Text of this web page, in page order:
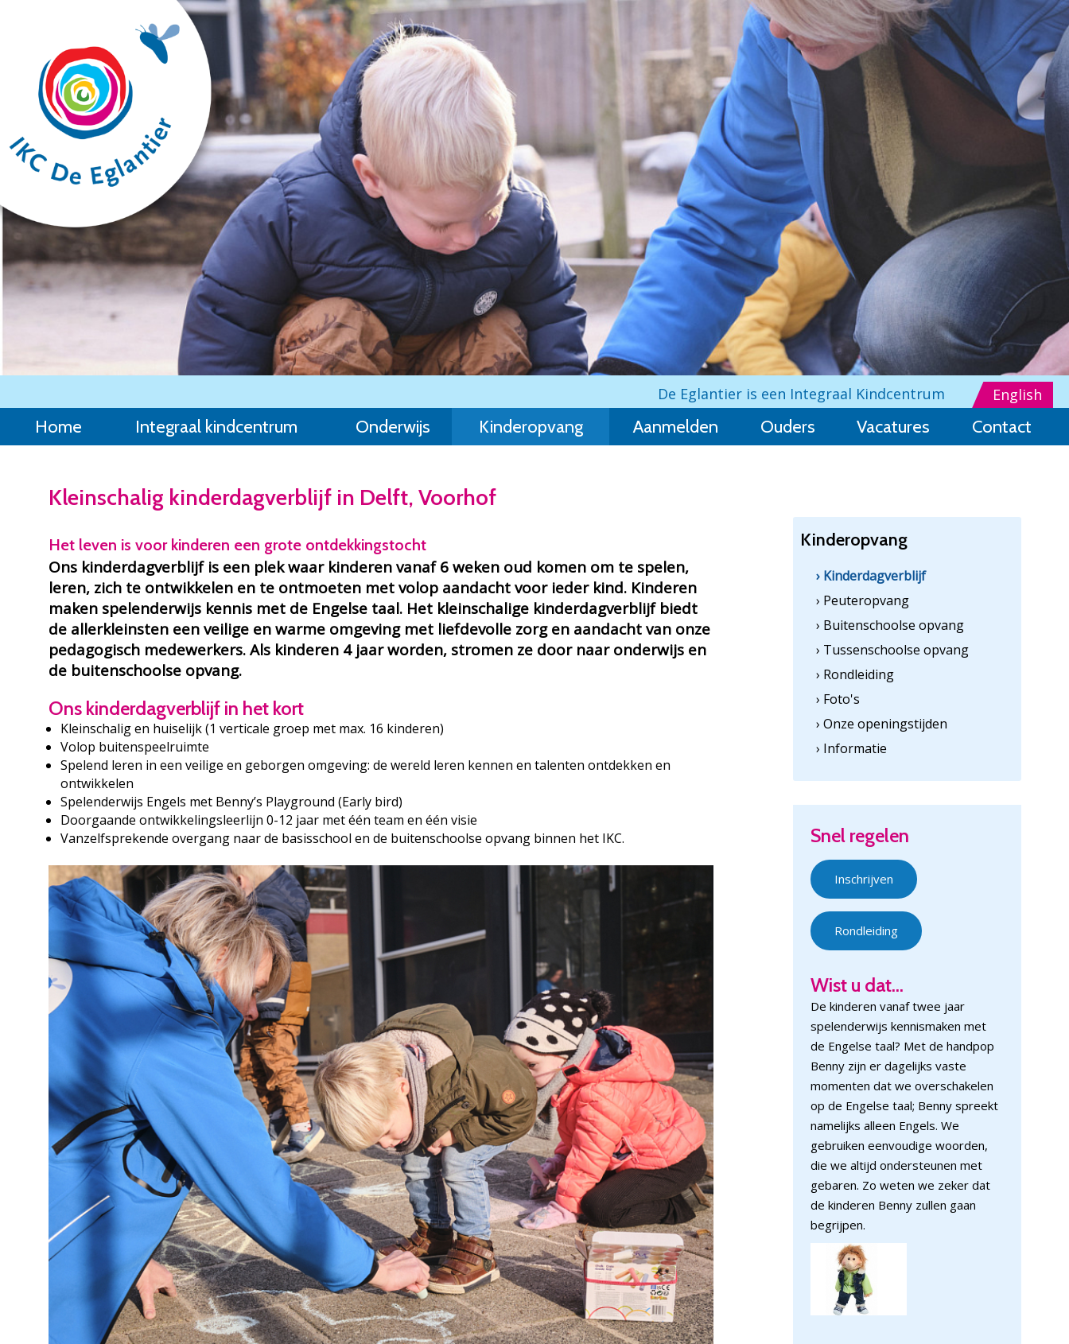
De Eglantier is een Integraal Kindcentrum English
Home Integraal kindcentrum Onderwijs Kinderopvang Aanmelden Ouders Vacatures Contact
Kleinschalig kinderdagverblijf in Delft, Voorhof
Het leven is voor kinderen een grote ontdekkingstocht
Ons kinderdagverblijf is een plek waar kinderen vanaf 6 weken oud komen om te spelen,
leren, zich te ontwikkelen en te ontmoeten met volop aandacht voor ieder kind. Kinderen
maken spelenderwijs kennis met de Engelse taal. Het kleinschalige kinderdagverblijf biedt
de allerkleinsten een veilige en warme omgeving met liefdevolle zorg en aandacht van onze
pedagogisch medewerkers. Als kinderen 4 jaar worden, stromen ze door naar onderwijs en
de buitenschoolse opvang.
Ons kinderdagverblijf in het kort
Kleinschalig en huiselijk (1 verticale groep met max. 16 kinderen)
Volop buitenspeelruimte
Spelend leren in een veilige en geborgen omgeving: de wereld leren kennen en talenten ontdekken en
ontwikkelen
Spelenderwijs Engels met Benny’s Playground (Early bird)
Doorgaande ontwikkelingsleerlijn 0-12 jaar met één team en één visie
Vanzelfsprekende overgang naar de basisschool en de buitenschoolse opvang binnen het IKC.
Kinderopvang
› Kinderdagverblijf
› Peuteropvang
› Buitenschoolse opvang
› Tussenschoolse opvang
› Rondleiding
› Foto's
› Onze openingstijden
› Informatie
Snel regelen
Inschrijven
Rondleiding
Wist u dat...
De kinderen vanaf twee jaar
spelenderwijs kennismaken met
de Engelse taal? Met de handpop
Benny zijn er dagelijks vaste
momenten dat we overschakelen
op de Engelse taal; Benny spreekt
namelijks alleen Engels. We
gebruiken eenvoudige woorden,
die we altijd ondersteunen met
gebaren. Zo weten we zeker dat
de kinderen Benny zullen gaan
begrijpen.